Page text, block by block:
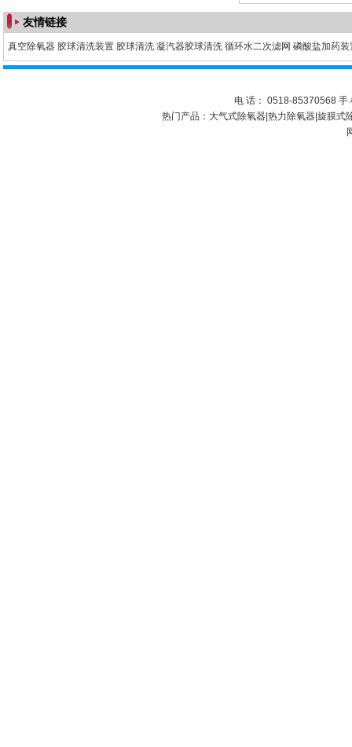
友情链接
真空除氧器 胶球清洗装置 胶球清洗 凝汽器胶球清洗 循环水二次滤网 磷酸盐加药装
电 话： 0518-85370568
热门产品： 大气式除氧器 热力除氧器 旋膜式